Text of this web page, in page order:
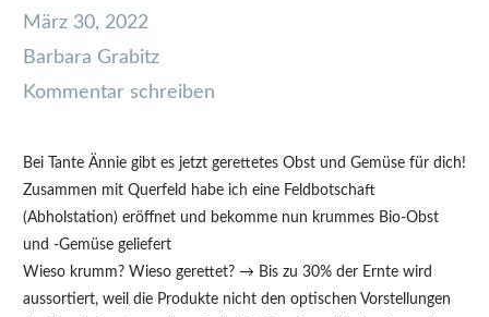
März 30, 2022
Barbara Grabitz
Kommentar schreiben
Bei Tante Ännie gibt es jetzt gerettetes Obst und Gemüse für dich!
Zusammen mit Querfeld habe ich eine Feldbotschaft
(Abholstation) eröffnet und bekomme nun krummes Bio-Obst
und -Gemüse geliefert
Wieso krumm? Wieso gerettet? → Bis zu 30% der Ernte wird
aussortiert, weil die Produkte nicht den optischen Vorstellungen